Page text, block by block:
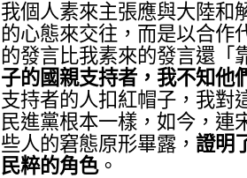
我個人素來主張應與大陸和
的心態來交往，而是以合作
的發言比我素來的發言還「
子的國親支持者，我不知他
支持者的人扣紅帽子，我對
民進黨根本一樣，如今，連
些人的窘態原形畢露， 證明
民粹的角色。